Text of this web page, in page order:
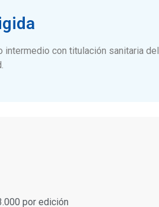
intermedio con titulación sanitaria del
por edición